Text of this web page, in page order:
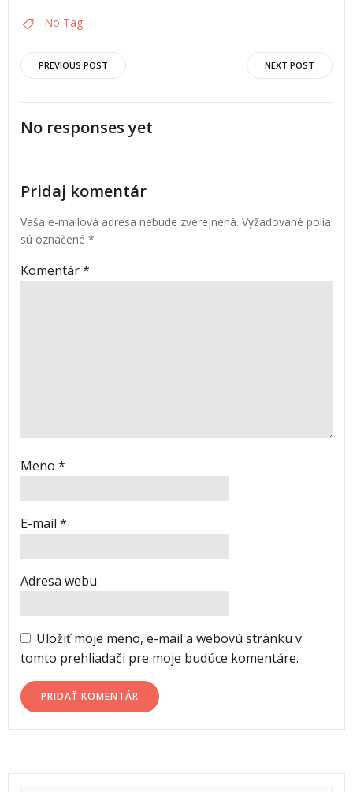
No Tag
PREVIOUS POST NEXT POST
No responses yet
Pridaj komentár
Vaša e-mailová adresa nebude zverejnená. Vyžadované polia
sú označené *
Komentár*
Meno *
E-mail *
Adresa webu
Uložiť moje meno, e-mail a webovú stránku v
tomto prehliadači pre moje budúce komentáre.